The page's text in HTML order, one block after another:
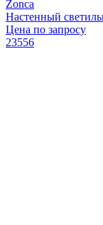
Zonca
Настенный
Цена по запросу
23556